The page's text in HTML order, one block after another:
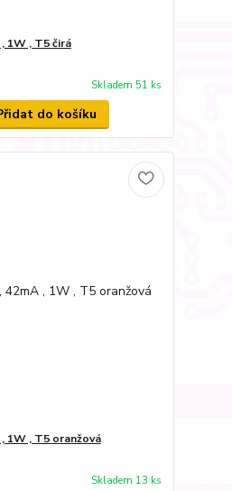
1W , T5 čirá
Skladem 51 ks
do košíku
1W , T5 oranžová
Skladem 13 ks